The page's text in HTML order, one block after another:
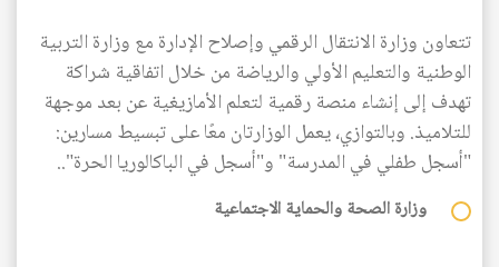
تتعاون وزارة الانتقال الرقمي وإصلاح الإدارة مع وزارة التربية
الوطنية والتعليم الأولي والرياضة من خلال اتفاقية شراكة
تهدف إلى إنشاء منصة رقمية لتعلم الأمازيغية عن بعد موجهة
للتلاميذ. وبالتوازي، يعمل الوزارتان معًا على تبسيط مسارين:
"أسجل طفلي في المدرسة" و"أسجل في الباكالوريا الحرة"..
وزارة الصحة والحماية الاجتماعية